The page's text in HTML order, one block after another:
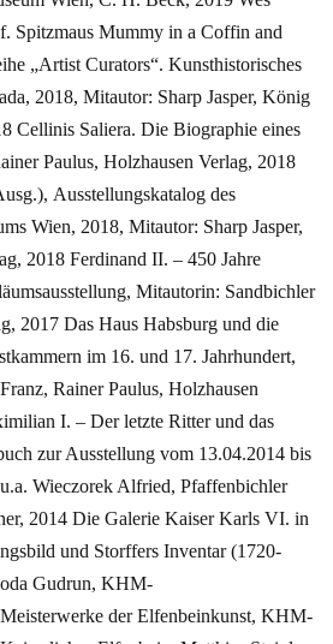
Spitzmaus Mummy in a Coffin and
„Artist Curators“. Kunsthistorisches
2018, Mitautor: Sharp Jasper, König
Cellinis Saliera. Die Biographie eines
Paulus, Holzhausen Verlag, 2018
Ausstellungskatalog des
Wien, 2018, Mitautor: Sharp Jasper,
2018 Ferdinand II. – 450 Jahre
Mitautorin: Sandbichler
2017 Das Haus Habsburg und die
im 16. und 17. Jahrhundert,
Rainer Paulus, Holzhausen
I. – Der letzte Ritter und das
zur Ausstellung vom 13.04.2014 bis
Wieczorek Alfried, Pfaffenbichler
2014 Die Galerie Kaiser Karls VI. in
und Storffers Inventar (1720-
Gudrun, KHM-
Meisterwerke der Elfenbeinkunst, KHM-